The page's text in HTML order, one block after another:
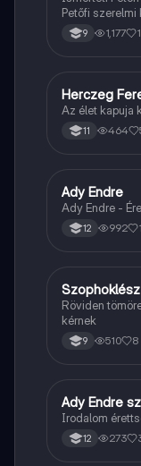
Petőfi
vereseinek
költészetére.
9 1,177
Magyar
Herczeg
Az élet kapuja
11 464
Magyar
Ady Endre
Ady Endre -
12 992
Magyar
Röviden
kérnek
9 510 8
Magyar
Ady Endre
Irodalom
12 273